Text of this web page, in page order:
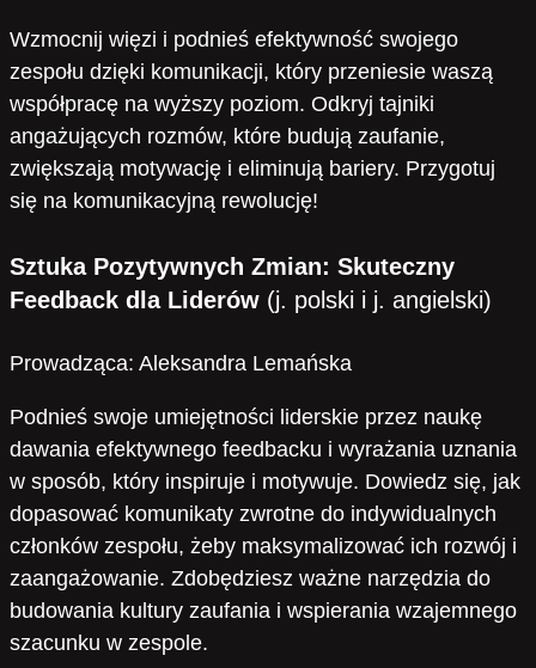
Wzmocnij więzi i podnieś efektywność swojego
zespołu dzięki komunikacji, który przeniesie waszą
współpracę na wyższy poziom. Odkryj tajniki
angażujących rozmów, które budują zaufanie,
zwiększają motywację i eliminują bariery. Przygotuj
się na komunikacyjną rewolucję!
Sztuka Pozytywnych Zmian: Skuteczny
Feedback dla Liderów (j. polski i j. angielski)
Prowadząca: Aleksandra Lemańska
Podnieś swoje umiejętności liderskie przez naukę
dawania efektywnego feedbacku i wyrażania uznania
w sposób, który inspiruje i motywuje. Dowiedz się, jak
dopasować komunikaty zwrotne do indywidualnych
członków zespołu, żeby maksymalizować ich rozwój i
zaangażowanie. Zdobędziesz ważne narzędzia do
budowania kultury zaufania i wspierania wzajemnego
szacunku w zespole.